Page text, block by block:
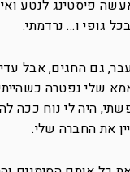
פיסטינג לנטע
גופי ו… נרדמתי.
גם החגים, אבל
היה לי נוח ככה
את החברה שלי.